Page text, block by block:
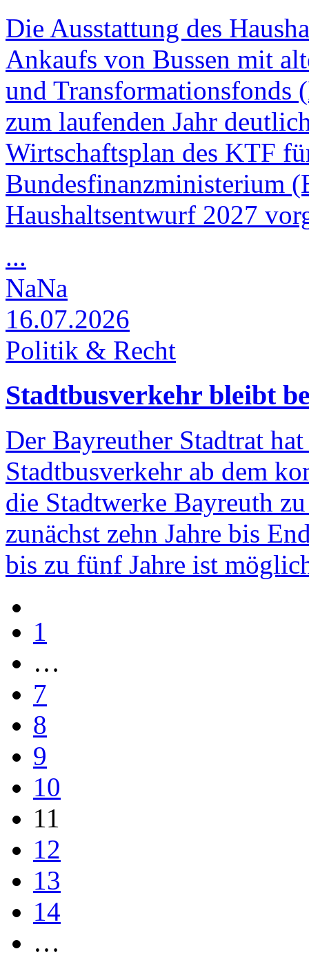
Die Ausstattung des
Ankaufs von Bussen mit
und
zum laufenden Jahr
Wirtschaftsplan des KTF
Bundesfinanzministerium
Haushaltsentwurf 2027
...
NaNa
16.07.2026
Politik & Recht
Stadtbusverkehr bleibt
Der Bayreuther Stadtrat
Stadtbusverkehr ab dem
die Stadtwerke Bayreuth
zunächst zehn Jahre bis
bis zu fünf Jahre ist
1
…
7
8
9
10
11
12
13
14
…